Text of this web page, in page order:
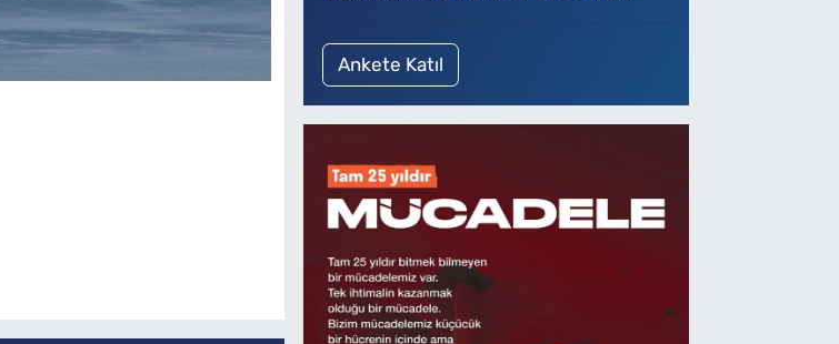
Ankete Katıl